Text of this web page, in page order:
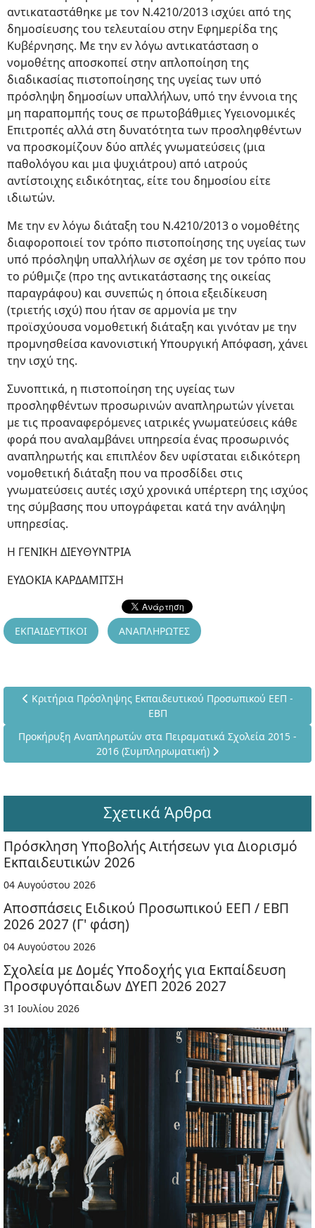
αντικαταστάθηκε με τον Ν.4210/2013 ισχύει από της
δημοσίευσης του τελευταίου στην Εφημερίδα της
Κυβέρνησης. Με την εν λόγω αντικατάσταση ο
νομοθέτης αποσκοπεί στην απλοποίηση της
διαδικασίας πιστοποίησης της υγείας των υπό
πρόσληψη δημοσίων υπαλλήλων, υπό την έννοια της
μη παραπομπής τους σε πρωτοβάθμιες Υγειονομικές
Επιτροπές αλλά στη δυνατότητα των προσληφθέντων
να προσκομίζουν δύο απλές γνωματεύσεις (μια
παθολόγου και μια ψυχιάτρου) από ιατρούς
αντίστοιχης ειδικότητας, είτε του δημοσίου είτε
ιδιωτών.
Με την εν λόγω διάταξη του Ν.4210/2013 ο νομοθέτης
διαφοροποιεί τον τρόπο πιστοποίησης της υγείας των
υπό πρόσληψη υπαλλήλων σε σχέση με τον τρόπο που
το ρύθμιζε (προ της αντικατάστασης της οικείας
παραγράφου) και συνεπώς η όποια εξειδίκευση
(τριετής ισχύ) που ήταν σε αρμονία με την
προϊσχύουσα νομοθετική διάταξη και γινόταν με την
προμνησθείσα κανονιστική Υπουργική Απόφαση, χάνει
την ισχύ της.
Συνοπτικά, η πιστοποίηση της υγείας των
προσληφθέντων προσωρινών αναπληρωτών γίνεται
με τις προαναφερόμενες ιατρικές γνωματεύσεις κάθε
φορά που αναλαμβάνει υπηρεσία ένας προσωρινός
αναπληρωτής και επιπλέον δεν υφίσταται ειδικότερη
νομοθετική διάταξη που να προσδίδει στις
γνωματεύσεις αυτές ισχύ χρονικά υπέρτερη της ισχύος
της σύμβασης που υπογράφεται κατά την ανάληψη
υπηρεσίας.
Η ΓΕΝΙΚΗ ΔΙΕΥΘΥΝΤΡΙΑ
ΕΥΔΟΚΙΑ ΚΑΡΔΑΜΙΤΣΗ
ΕΚΠΑΙΔΕΥΤΙΚΟΙ ΑΝΑΠΛΗΡΩΤΕΣ
Προηγούμενο άρθρο: Κριτήρια Πρόσληψης Εκπαιδευτικού
Κριτήρια Πρόσληψης Εκπαιδευτικού Προσωπικού ΕΕΠ -
ΕΒΠ
Επόμενο άρθρο: Προκήρυξη Αναπληρωτών στα Πειραματικά
Προκήρυξη Αναπληρωτών στα Πειραματικά Σχολεία 2015 -
2016 (Συμπληρωματική)
Σχετικά Άρθρα
Πρόσκληση Υποβολής Αιτήσεων για Διορισμό
Εκπαιδευτικών 2026
04 Αυγούστου 2026
Αποσπάσεις Ειδικού Προσωπικού ΕΕΠ / ΕΒΠ
2026 2027 (Γ' φάση)
04 Αυγούστου 2026
Σχολεία με Δομές Υποδοχής για Εκπαίδευση
Προσφυγόπαιδων ΔΥΕΠ 2026 2027
31 Ιουλίου 2026